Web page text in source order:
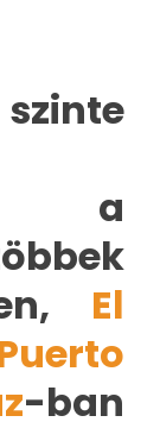
a
El
-ban